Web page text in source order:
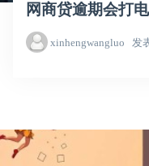
网商贷逾期会打
xinhengwangluo 发